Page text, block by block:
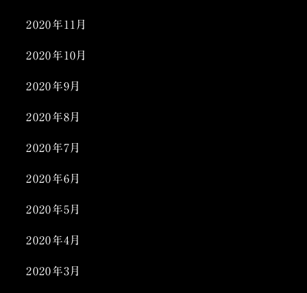
2020年11月
2020年10月
2020年9月
2020年8月
2020年7月
2020年6月
2020年5月
2020年4月
2020年3月